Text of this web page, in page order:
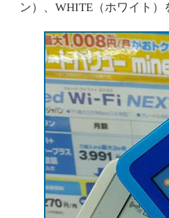
ン）、WHITE（ホワイト）